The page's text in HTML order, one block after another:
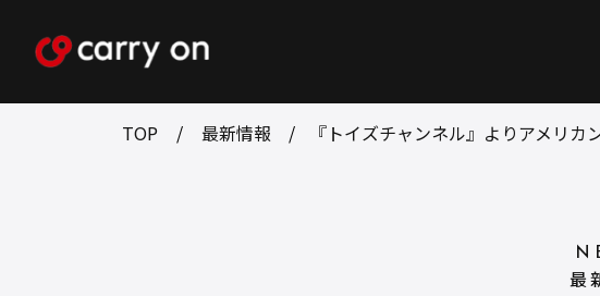
TOP 最新情報 『トイズチャンネル』よりアメリ
最